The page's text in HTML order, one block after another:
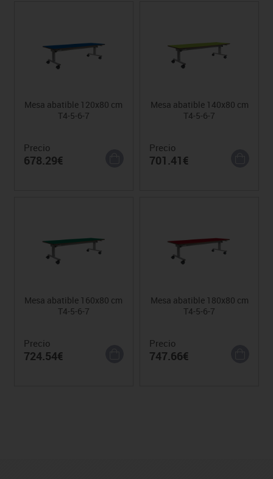
Mesa abatible 120x80 cm
T4-5-6-7
Precio
678.29€
Mesa abatible 140x80 cm
T4-5-6-7
Precio
701.41€
Mesa abatible 160x80 cm
T4-5-6-7
Precio
724.54€
Mesa abatible 180x80 cm
T4-5-6-7
Precio
747.66€